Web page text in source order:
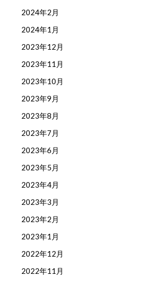
2024年2月
2024年1月
2023年12月
2023年11月
2023年10月
2023年9月
2023年8月
2023年7月
2023年6月
2023年5月
2023年4月
2023年3月
2023年2月
2023年1月
2022年12月
2022年11月